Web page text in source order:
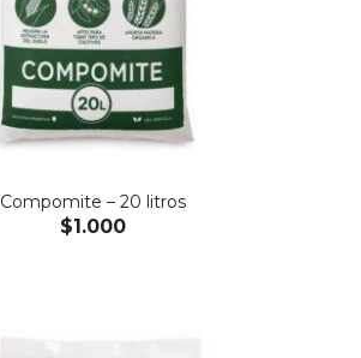
Compomite – 20 litros
$1.000